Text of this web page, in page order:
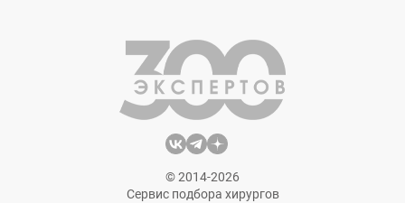
© 2014-2026
Сервис подбора хирургов